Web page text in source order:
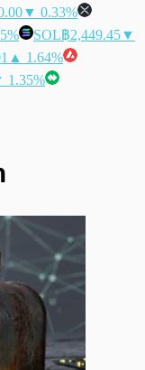
▼ 0.33%
SOL฿2,449.45▼
▲ 1.64%
1.35%